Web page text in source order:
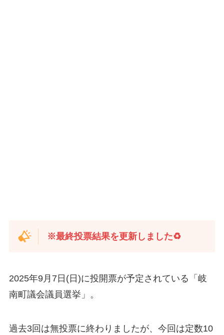
※最終投票結果を更新しました♻️
2025年9月7日(日)に投開票が予定されている「岐
南町議会議員選挙」。
過去3回は無投票に終わりましたが、今回は定数10